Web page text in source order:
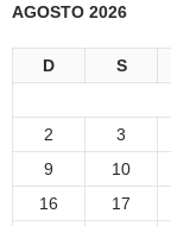
AGOSTO 2026
D S
2
3
9
10
16
17